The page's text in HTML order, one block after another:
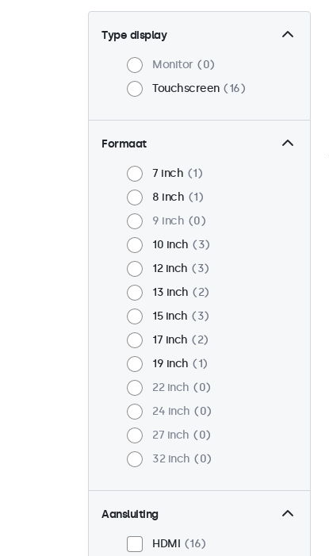
Type display
Monitor
0
Touchscreen
16
Formaat
7 inch
1
8 inch
1
9 inch
0
10 inch
3
12 inch
3
13 inch
2
15 inch
3
17 inch
2
19 inch
1
22 inch
0
24 inch
0
27 inch
0
32 inch
0
Aansluiting
HDMI
16